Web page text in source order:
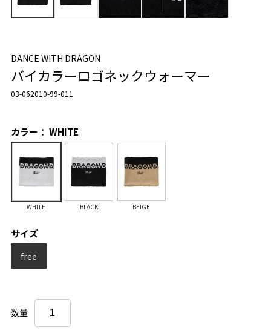
DANCE WITH DRAGON
バイカラーロゴネックウォーマー
03-062010-99-011
カラー： WHITE
WHITE BLACK BEIGE
サイズ
free
数量